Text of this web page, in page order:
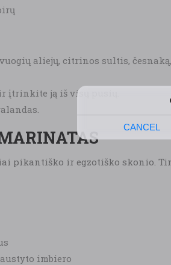
aliejų, citrinos sultis,
įtrinkite ją iš visų pusių.
pikantiško ir egzotiško skonio.
imbiero